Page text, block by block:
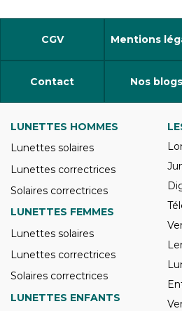
CGV Mentions
Contact Nos blogs
LUNETTES HOMMES
Lunettes solaires
Lunettes correctrices
Solaires correctrices
LUNETTES FEMMES
Lunettes solaires
Lunettes correctrices
Solaires correctrices
LUNETTES ENFANTS